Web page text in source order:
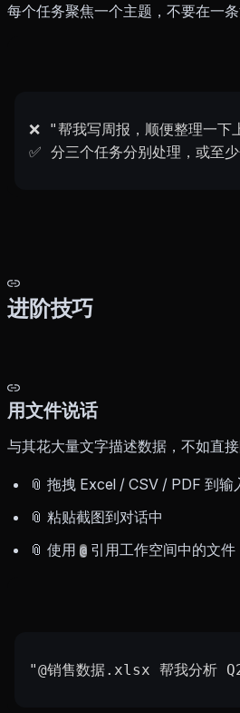
每个任务聚焦一个主题，不要在一
❌ "帮我写周报，顺便整理一下
✅ 分三个任务分别处理，或至
进阶技巧
用文件说话
与其花大量文字描述数据，不如直接
📎 拖拽 Excel / CSV / PDF 到输
📎 粘贴截图到对话中
📎 使用 @ 引用工作空间中的文件
"@销售数据.xlsx 帮我分析